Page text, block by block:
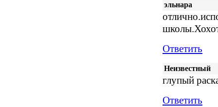
эльнара
Ответить
Неизвестный
глупый
Ответить